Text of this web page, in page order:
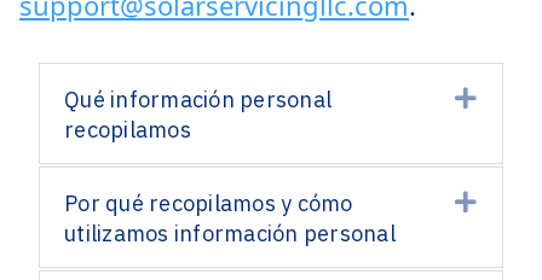
Qué información personal
recopilamos
Por qué recopilamos y cómo
utilizamos información personal